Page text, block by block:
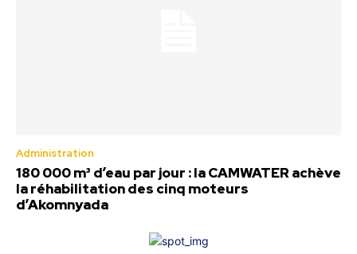
Administration
180 000 m³ d’eau par jour : la CAMWATER achève
la réhabilitation des cinq moteurs
d’Akomnyada